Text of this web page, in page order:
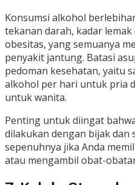
Konsumsi alkohol
tekanan darah, kadar
obesitas, yang semuanya
penyakit jantung. Batasi
pedoman kesehatan, yaitu
alkohol per hari untuk pria
untuk wanita.
Penting untuk diingat
dilakukan dengan bijak dan
sepenuhnya jika Anda
atau mengambil obat-